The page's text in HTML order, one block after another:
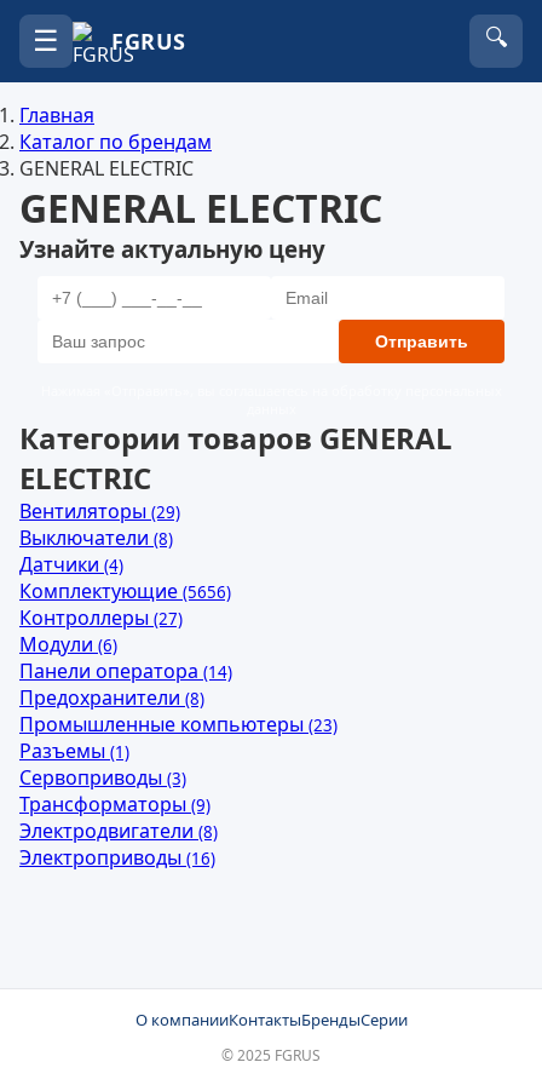
☰ FGRUS 🔍
Главная
Каталог по брендам
GENERAL ELECTRIC
GENERAL ELECTRIC
Узнайте актуальную цену
Отправить
Категории товаров GENERAL
ELECTRIC
Вентиляторы (29)
Выключатели (8)
Датчики (4)
Комплектующие (5656)
Контроллеры (27)
Модули (6)
Панели оператора (14)
Предохранители (8)
Промышленные компьютеры (23)
Разъемы (1)
Сервоприводы (3)
Трансформаторы (9)
Электродвигатели (8)
Электроприводы (16)
О компанииКонтактыБрендыСерии
© 2025 FGRUS